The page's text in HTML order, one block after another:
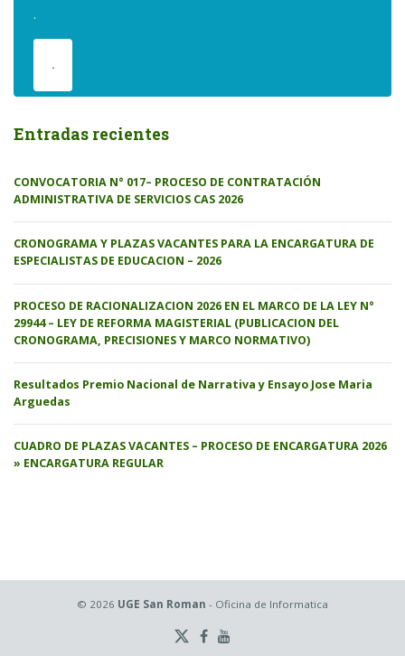
.
.
Entradas recientes
CONVOCATORIA N° 017– PROCESO DE CONTRATACIÓN
ADMINISTRATIVA DE SERVICIOS CAS 2026
CRONOGRAMA Y PLAZAS VACANTES PARA LA ENCARGATURA DE
ESPECIALISTAS DE EDUCACION – 2026
PROCESO DE RACIONALIZACION 2026 EN EL MARCO DE LA LEY N°
29944 – LEY DE REFORMA MAGISTERIAL (PUBLICACION DEL
CRONOGRAMA, PRECISIONES Y MARCO NORMATIVO)
Resultados Premio Nacional de Narrativa y Ensayo Jose Maria
Arguedas
CUADRO DE PLAZAS VACANTES – PROCESO DE ENCARGATURA 2026
» ENCARGATURA REGULAR
© 2026 UGE San Roman - Oficina de Informatica